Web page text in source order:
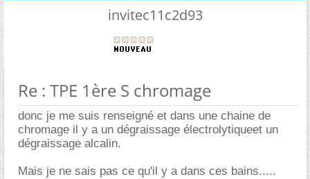
invitec11c2d93
Re : TPE 1ère S chromage
donc je me suis renseigné et dans une chaine de
chromage il y a un dégraissage électrolytiqueet un
dégraissage alcalin.
Mais je ne sais pas ce qu'il y a dans ces bains.....